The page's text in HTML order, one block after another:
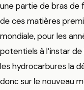
une partie de bras de
de ces matières
mondiale, pour les
potentiels à l’instar
les hydrocarbures la
donc sur le nouveau